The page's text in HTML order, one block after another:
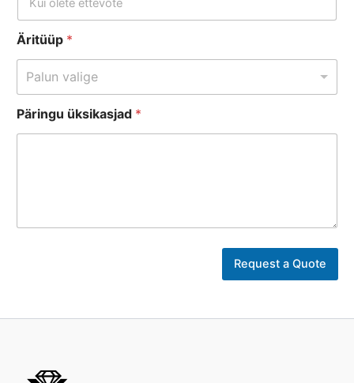
Äritüüp *
Palun valige
Päringu üksikasjad *
ü
Request a Quote